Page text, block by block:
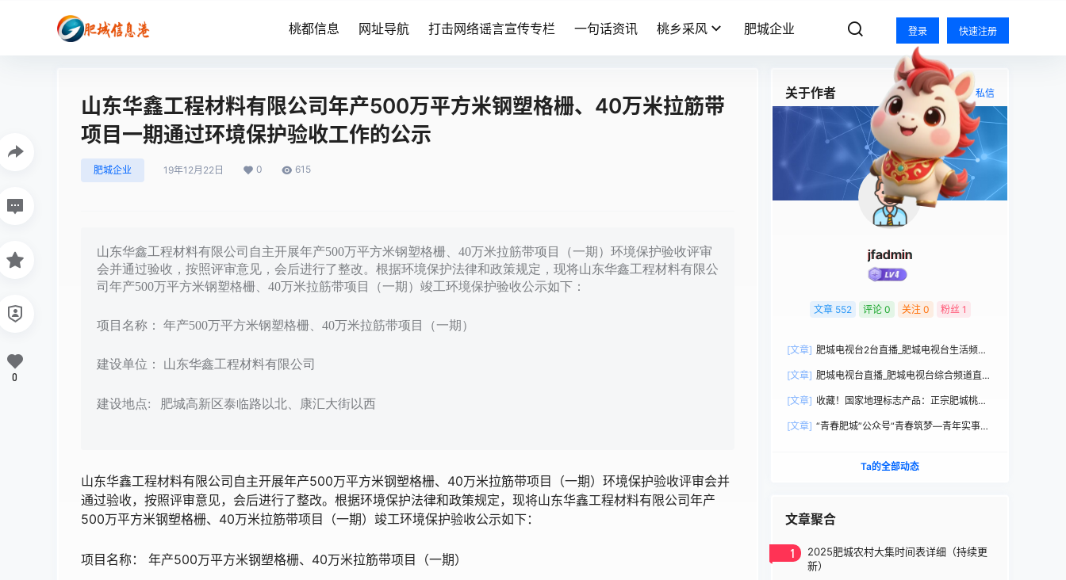
桃都信息 网址导航 打击网络谣言宣传专栏 一句话资讯 桃乡采风 肥城企业 登录 快速注册
山东华鑫工程材料有限公司年产500万平方米钢塑格栅、40万米拉筋带
项目一期通过环境保护验收工作的公示
肥城企业 19年12月22日 0 615
山东华鑫工程材料有限公司自主开展年产500万平方米钢塑格栅、40万米拉筋带项目（一期）环境保护验收评审
会并通过验收，按照评审意见，会后进行了整改。根据环境保护法律和政策规定，现将山东华鑫工程材料有限公
司年产500万平方米钢塑格栅、40万米拉筋带项目（一期）竣工环境保护验收公示如下：
项目名称： 年产500万平方米钢塑格栅、40万米拉筋带项目（一期）
建设单位： 山东华鑫工程材料有限公司
建设地点: 肥城高新区泰临路以北、康汇大街以西
山东华鑫工程材料有限公司自主开展年产500万平方米钢塑格栅、40万米拉筋带项目（一期）环境保护验收评审会并
通过验收，按照评审意见，会后进行了整改。根据环境保护法律和政策规定，现将山东华鑫工程材料有限公司年产
500万平方米钢塑格栅、40万米拉筋带项目（一期）竣工环境保护验收公示如下：
项目名称： 年产500万平方米钢塑格栅、40万米拉筋带项目（一期）
0
关于作者 关注 私信
jfadmin
文章 552 评论 0 关注 0 粉丝 1
[文章] 肥城电视台2台直播_肥城电视台生活频道
[文章] 肥城电视台直播_肥城电视台综合频道直播
[文章] 收藏！国家地理标志产品：正宗肥城桃选
[文章] “青春肥城”公众号“青春筑梦—青年实事直
Ta的全部动态
文章聚合
1
2025肥城农村大集时间表详细（持续更
新）